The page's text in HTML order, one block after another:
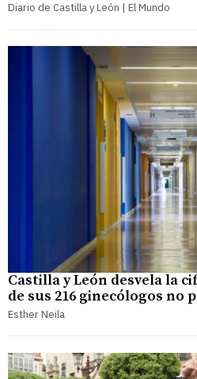
Diario de Castilla y León | El Mundo
Castilla y León desvela la
de sus 216 ginecólogos no
Esther Neila